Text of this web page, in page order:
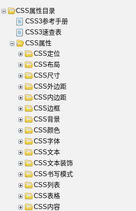
CSS属性目录
CSS3参考手册
CSS3速查表
CSS属性
CSS定位
CSS布局
CSS尺寸
CSS外边距
CSS内边距
CSS边框
CSS背景
CSS颜色
CSS字体
CSS文本
CSS文本装饰
CSS书写模式
CSS列表
CSS表格
CSS内容